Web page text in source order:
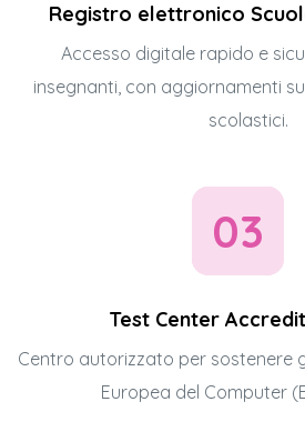
Registro elettronico
Accesso digitale rapido e
insegnanti, con aggiornamenti
scolastici.
03
Test Center
Centro autorizzato per sostenere
Europea del Computer